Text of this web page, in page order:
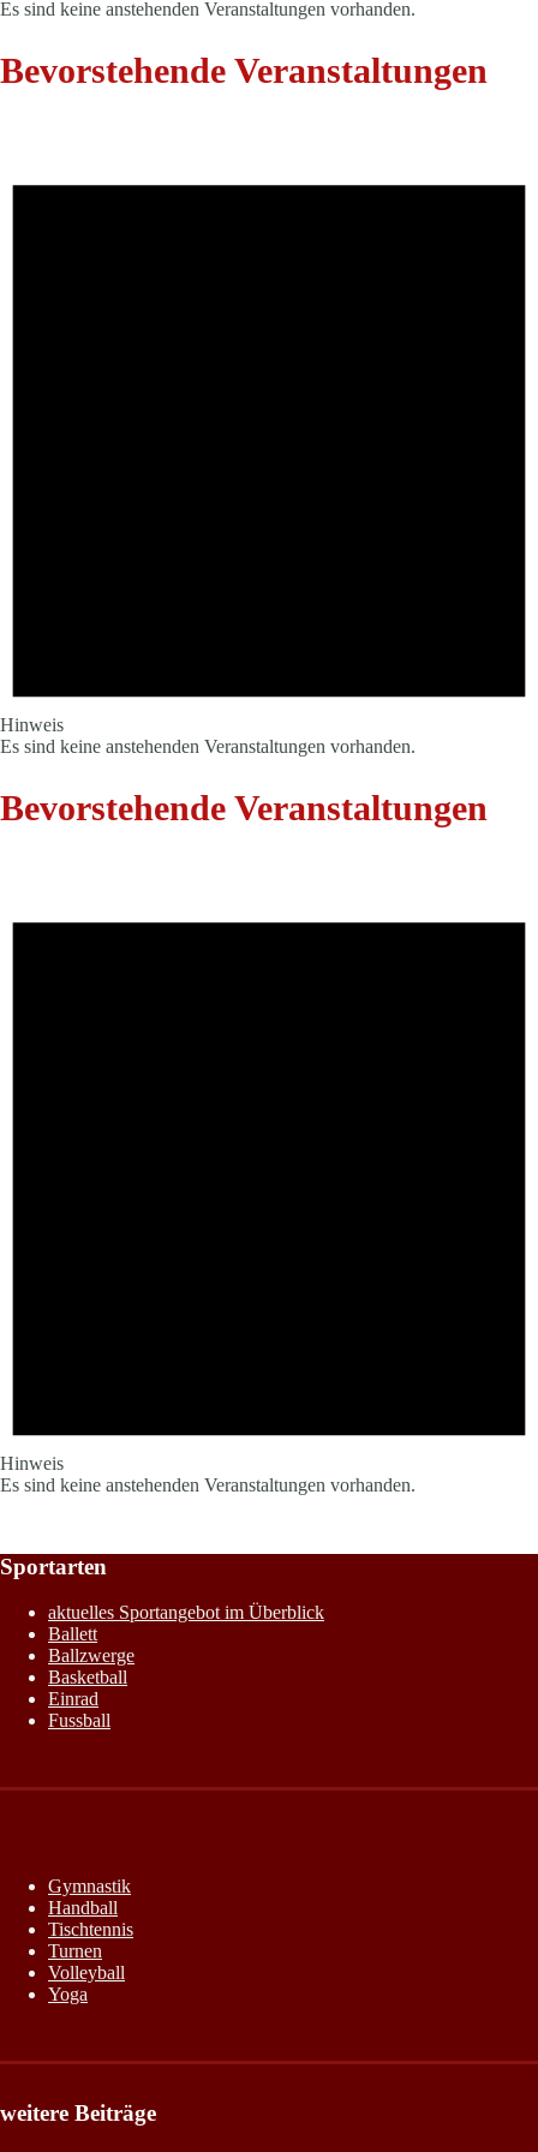
Es sind keine anstehenden Veranstaltungen vorhanden.
Bevorstehende Veranstaltungen
Hinweis
Es sind keine anstehenden Veranstaltungen vorhanden.
Bevorstehende Veranstaltungen
Hinweis
Es sind keine anstehenden Veranstaltungen vorhanden.
Sportarten
aktuelles Sportangebot im Überblick
Ballett
Ballzwerge
Basketball
Einrad
Fussball
Gymnastik
Handball
Tischtennis
Turnen
Volleyball
Yoga
weitere Beiträge